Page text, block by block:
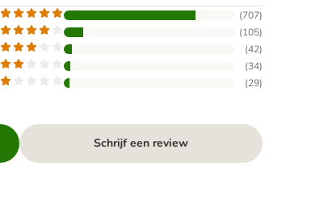
(707)
(105)
(42)
(34)
(29)
Schrijf een review